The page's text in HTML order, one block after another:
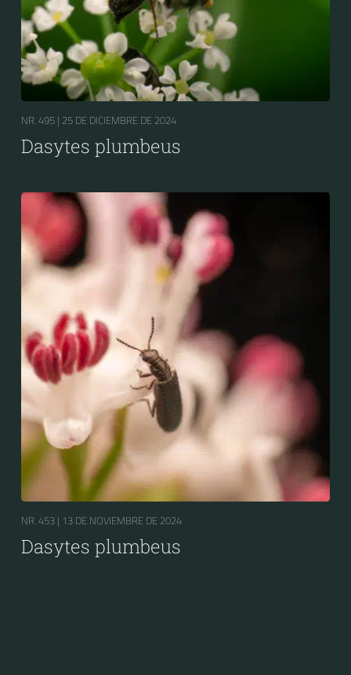
NR. 495 | 25 DE DICIEMBRE DE 2024
Dasytes plumbeus
NR. 453 | 13 DE NOVIEMBRE DE 2024
Dasytes plumbeus